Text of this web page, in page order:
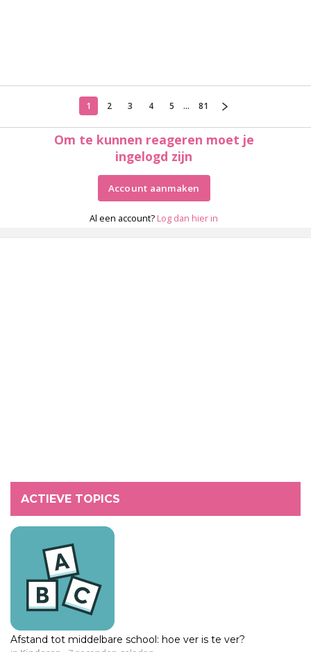
1 2 3 4 5 ... 81
Om te kunnen reageren moet je
ingelogd zijn
Account aanmaken
Al een account? Log dan hier in
ACTIEVE TOPICS
Afstand tot middelbare school: hoe ver is te ver?